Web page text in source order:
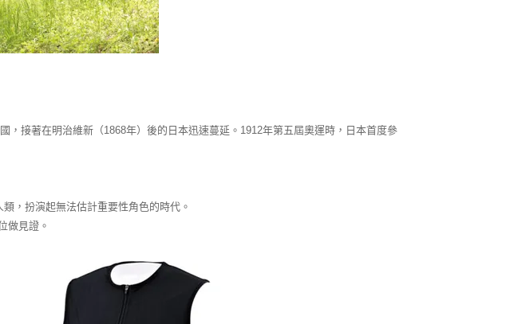
接著在明治維新（1868年）後的日本迅速蔓延。1912年第五屆奧運時，日本首度參
，扮演起無法估計重要性角色的時代。
做見證。